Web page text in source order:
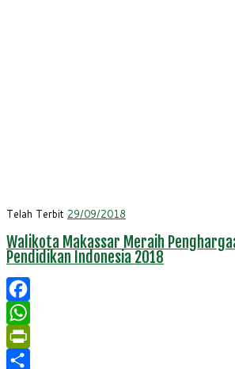
Telah Terbit 29/09/2018
Walikota Makassar Meraih
Pendidikan Indonesia 2018
Facebook
WhatsApp
PrintFriendly